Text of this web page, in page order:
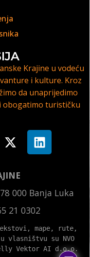
Krajine u vodeću
i kulture. Kroz
da unaprijedimo
obogatimo turističku
000 Banja Luka
21 0302
mape, rute,
su NVO
Vektor AI d.o.o.